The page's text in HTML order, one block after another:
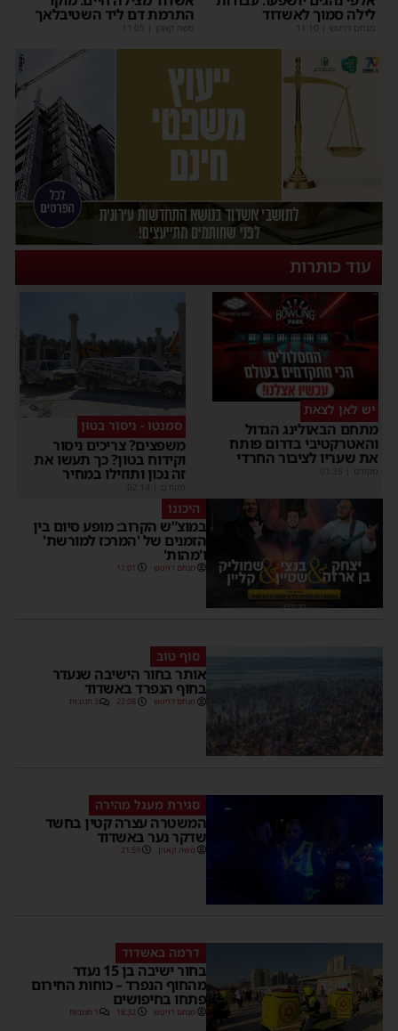
לילה סמוך לאשדוד
מנחם דויטש
התרמת דם ליד השטיבלאך
משה קאהן 11:05
עוד כותרות
יש לאן לצאת
מתחם הבאולינג הגדול
והאטרקטיבי בדרום פותח
את שעריו לציבור החרדי
מקודם
סמנטו - ניסור בטון
משפצים? צריכים ניסור
וקידוח בטון? כך תעשו את
זה נכון ותוזילו במחיר
מקודם
היכונו
במוצ”ש הקרוב: מופע סיום בין
הזמנים של 'המרכז למורשת'
ו'מהות'
מנחם דויטש 11:01
סוף טוב
אותר בחור הישיבה שנעדר
בחוף הנפרד באשדוד
מנחם דויטש 22:08 3 תגובות
סגירת מעגל מהירה
המשטרה עצרה קטין בחשד
שדקר נער באשדוד
משה קאהן 21:59
דרמה באשדוד
בחור ישיבה בן 15 נעדר
מהחוף הנפרד – כוחות החירום
פתחו בחיפושים
מנחם דויטש 18:32 1 תגובות